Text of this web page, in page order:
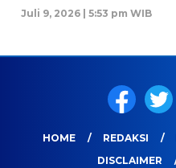
Juli 9, 2026 | 5:53 pm WIB
HOME REDAKSI
DISCLAIMER